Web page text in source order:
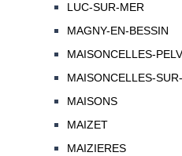
LUC-SUR-MER
MAGNY-EN-BESSIN
MAISONCELLES-
MAISONCELLES-
MAISONS
MAIZET
MAIZIERES